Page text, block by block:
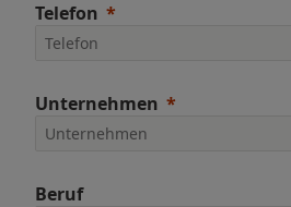
Telefon
Unternehmen
Beruf